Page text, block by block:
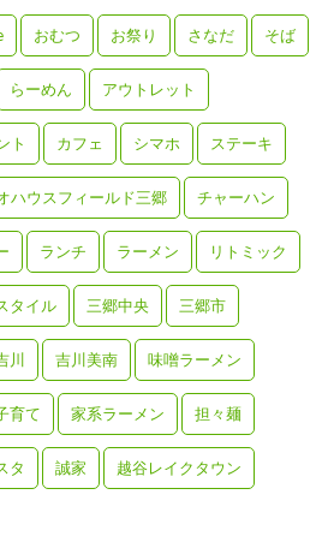
おむつ お祭り さなだ そば
らーめん アウトレット
ト カフェ シマホ ステーキ
ハウスフィールド三郷 チャーハン
ランチ ラーメン リトミック
タイル 三郷中央 三郷市
川 吉川美南 味噌ラーメン
育て 家系ラーメン 担々麺
タ 誠家 越谷レイクタウン